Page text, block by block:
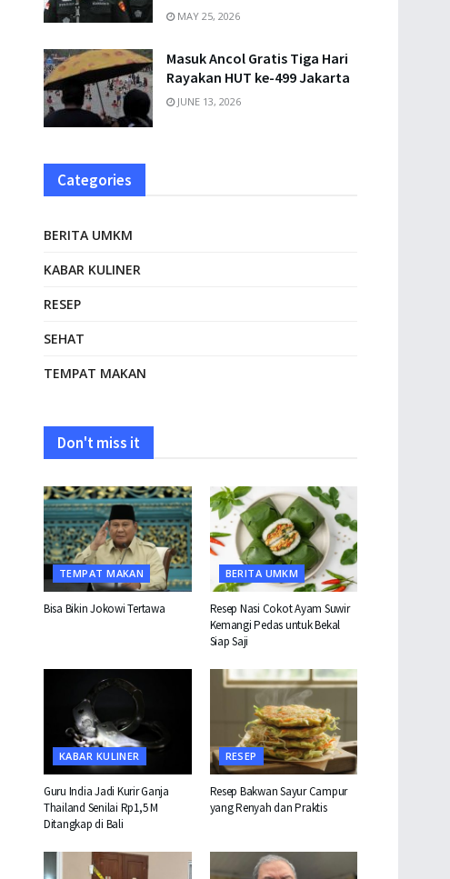
MAY 25, 2026
Masuk Ancol Gratis Tiga Hari
Rayakan HUT ke-499 Jakarta
JUNE 13, 2026
Categories
BERITA UMKM
KABAR KULINER
RESEP
SEHAT
TEMPAT MAKAN
Don't miss it
TEMPAT MAKAN
Bisa Bikin Jokowi Tertawa
BERITA UMKM
Resep Nasi Cokot Ayam Suwir
Kemangi Pedas untuk Bekal
Siap Saji
KABAR KULINER
Guru India Jadi Kurir Ganja
Thailand Senilai Rp1,5 M
Ditangkap di Bali
RESEP
Resep Bakwan Sayur Campur
yang Renyah dan Praktis